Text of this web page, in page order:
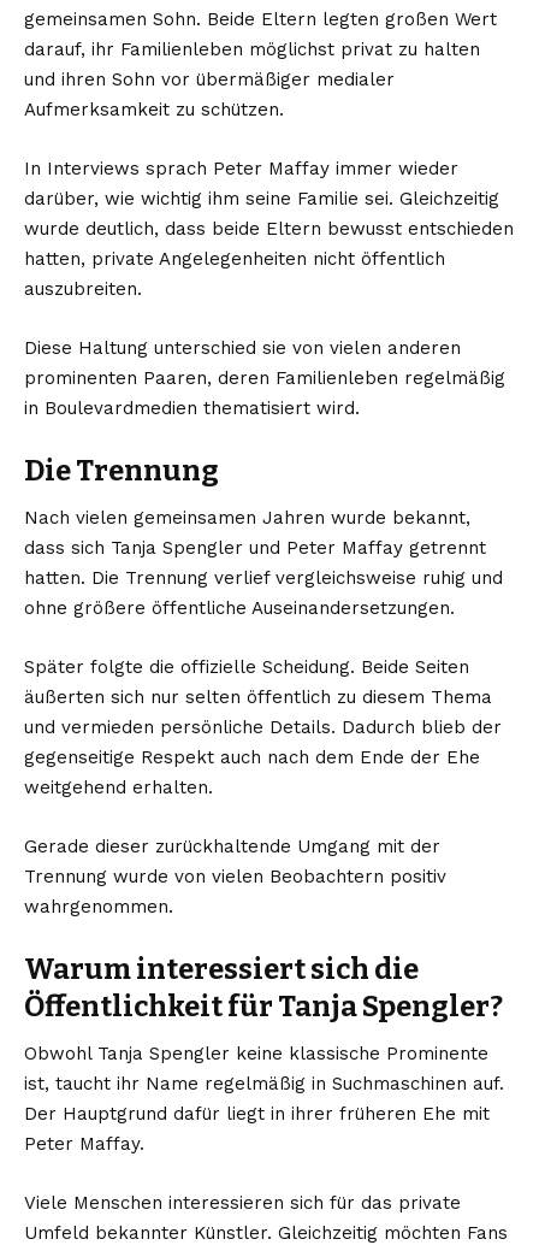
gemeinsamen Sohn. Beide Eltern legten großen Wert
darauf, ihr Familienleben möglichst privat zu halten
und ihren Sohn vor übermäßiger medialer
Aufmerksamkeit zu schützen.
In Interviews sprach Peter Maffay immer wieder
darüber, wie wichtig ihm seine Familie sei. Gleichzeitig
wurde deutlich, dass beide Eltern bewusst entschieden
hatten, private Angelegenheiten nicht öffentlich
auszubreiten.
Diese Haltung unterschied sie von vielen anderen
prominenten Paaren, deren Familienleben regelmäßig
in Boulevardmedien thematisiert wird.
Die Trennung
Nach vielen gemeinsamen Jahren wurde bekannt,
dass sich Tanja Spengler und Peter Maffay getrennt
hatten. Die Trennung verlief vergleichsweise ruhig und
ohne größere öffentliche Auseinandersetzungen.
Später folgte die offizielle Scheidung. Beide Seiten
äußerten sich nur selten öffentlich zu diesem Thema
und vermieden persönliche Details. Dadurch blieb der
gegenseitige Respekt auch nach dem Ende der Ehe
weitgehend erhalten.
Gerade dieser zurückhaltende Umgang mit der
Trennung wurde von vielen Beobachtern positiv
wahrgenommen.
Warum interessiert sich die
Öffentlichkeit für Tanja Spengler?
Obwohl Tanja Spengler keine klassische Prominente
ist, taucht ihr Name regelmäßig in Suchmaschinen auf.
Der Hauptgrund dafür liegt in ihrer früheren Ehe mit
Peter Maffay.
Viele Menschen interessieren sich für das private
Umfeld bekannter Künstler. Gleichzeitig möchten Fans